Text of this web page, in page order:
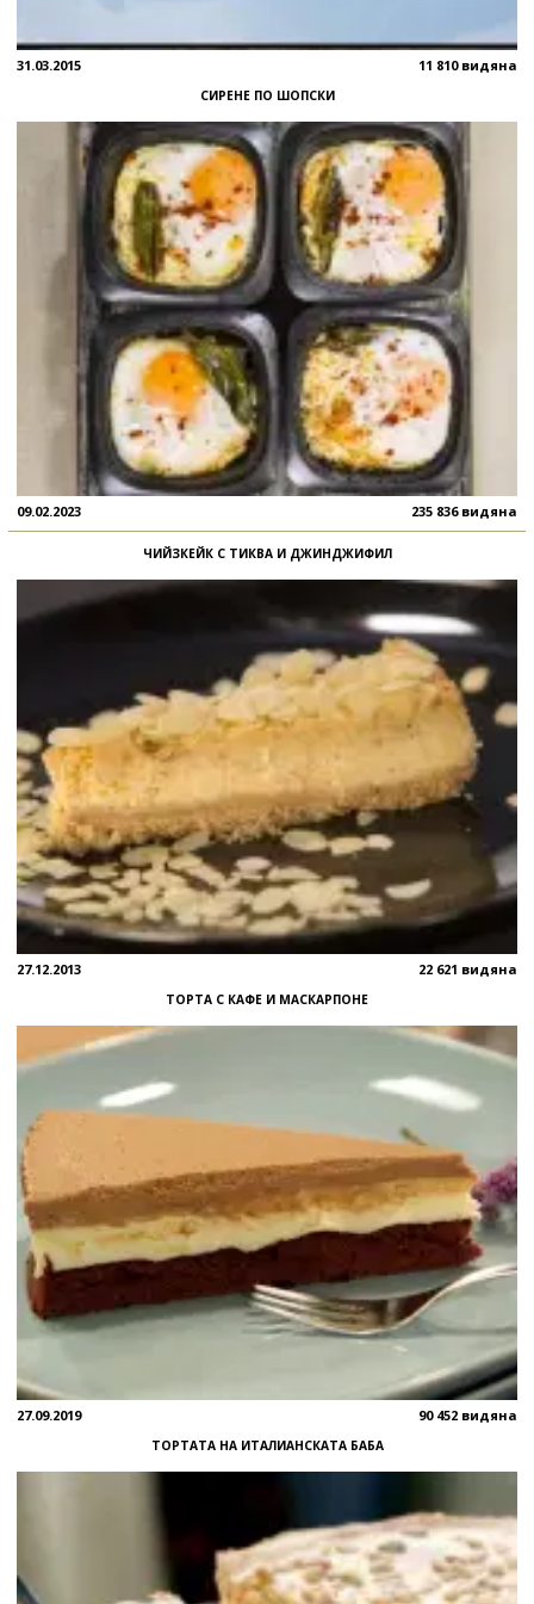
31.03.2015 11 810 видяна
СИРЕНЕ ПО ШОПСКИ
09.02.2023 235 836 видяна
ЧИЙЗКЕЙК С ТИКВА И ДЖИНДЖИФИЛ
27.12.2013 22 621 видяна
ТОРТА С КАФЕ И МАСКАРПОНЕ
27.09.2019 90 452 видяна
ТОРТАТА НА ИТАЛИАНСКАТА БАБА